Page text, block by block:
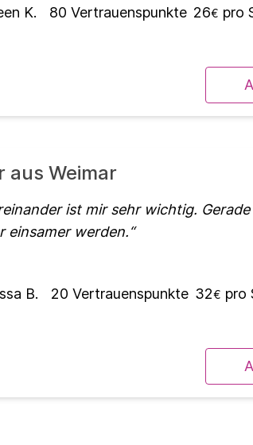
K. 80 Vertrauenspunkte 26€ pro
aus Weimar
ist mir sehr wichtig.
einsamer werden.
B. 20 Vertrauenspunkte 32€ pro